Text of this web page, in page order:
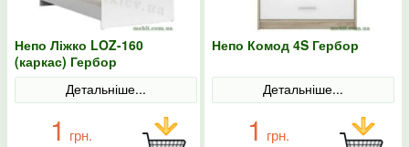
Непо Ліжко LOZ-160
(каркас) Гербор
Детальніше...
1 грн.
Непо Комод 4S Гербор
Детальніше...
1 грн.